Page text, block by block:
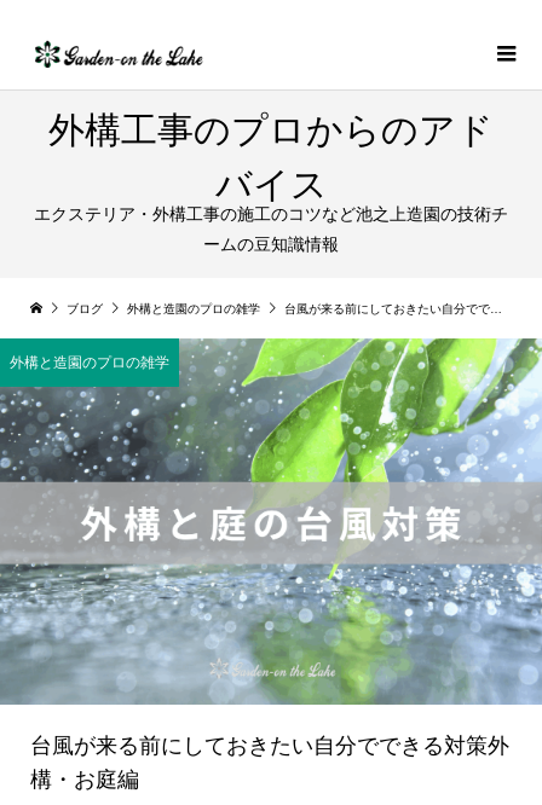
外構工事のプロからのアド
バイス
エクステリア・外構工事の施工のコツなど池之上造園の技術チ
ームの豆知識情報
ブログ 外構と造園のプロの雑学 台風が来る前にしておきたい自分でできる対策外構・お庭編
外構と造園のプロの雑学
台風が来る前にしておきたい自分でできる対策外
構・お庭編